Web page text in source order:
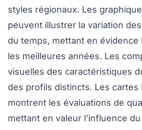
styles régionaux. Les
peuvent illustrer la variation
du temps, mettant en
les meilleures années. Les
visuelles des caractéristiques
des profils distincts. Les cartes
montrent les évaluations de
mettant en valeur l’influence